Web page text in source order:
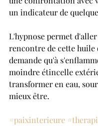
un indicateur de
L'hypnose permet
rencontre de cette huile
demande qu'à
moindre étincelle
transformer en eau,
mieux être.
#paixinterieure